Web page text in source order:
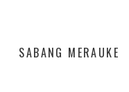
SABANG MERAUKE